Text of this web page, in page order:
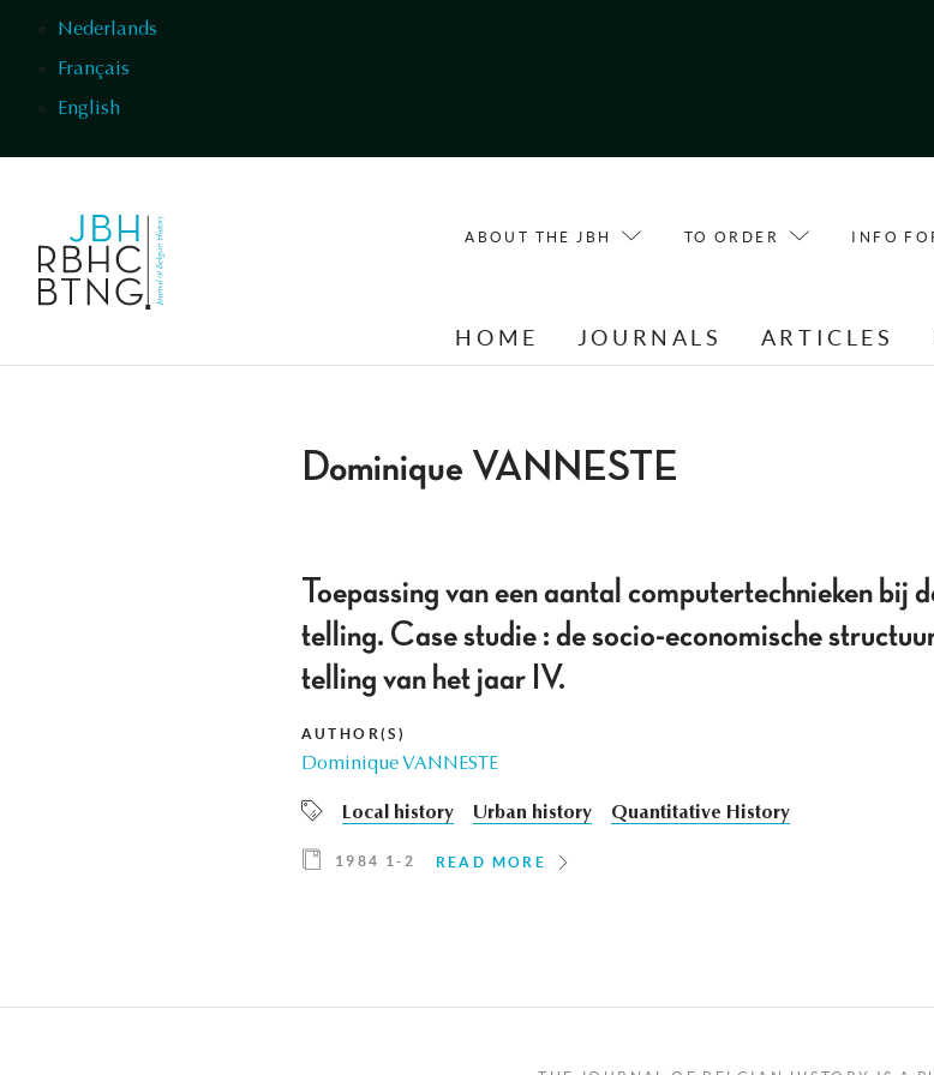
Nederlands
Français
English
ABOUT THE JBH TO ORDER INFO
HOME JOURNALS ARTICLES
Dominique VANNESTE
Toepassing van een aantal computertechnieken bij
telling. Case studie : de socio-economische
telling van het jaar IV.
AUTHOR(S)
Dominique VANNESTE
Local history Urban history Quantitative History
1984 1-2 READ MORE